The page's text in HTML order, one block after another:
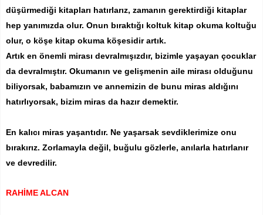
düşürmediği kitapları hatırlarız, zamanın gerektirdiği kitaplar
hep yanımızda olur. Onun bıraktığı koltuk kitap okuma koltuğu
olur, o köşe kitap okuma köşesidir artık.
Artık en önemli mirası devralmışızdır, bizimle yaşayan çocuklar
da devralmıştır. Okumanın ve gelişmenin aile mirası olduğunu
biliyorsak, babamızın ve annemizin de bunu miras aldığını
hatırlıyorsak, bizim miras da hazır demektir.
En kalıcı miras yaşantıdır. Ne yaşarsak sevdiklerimize onu
bırakırız. Zorlamayla değil, buğulu gözlerle, anılarla hatırlanır
ve devredilir.
RAHİME ALCAN